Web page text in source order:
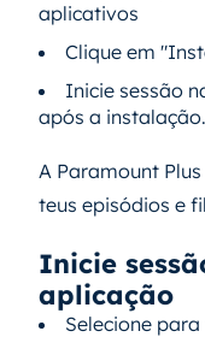
aplicativos
Clique em
Inicie sessão
após a instalação.
A Paramount
teus episódios e
Inicie
aplicação
Selecione